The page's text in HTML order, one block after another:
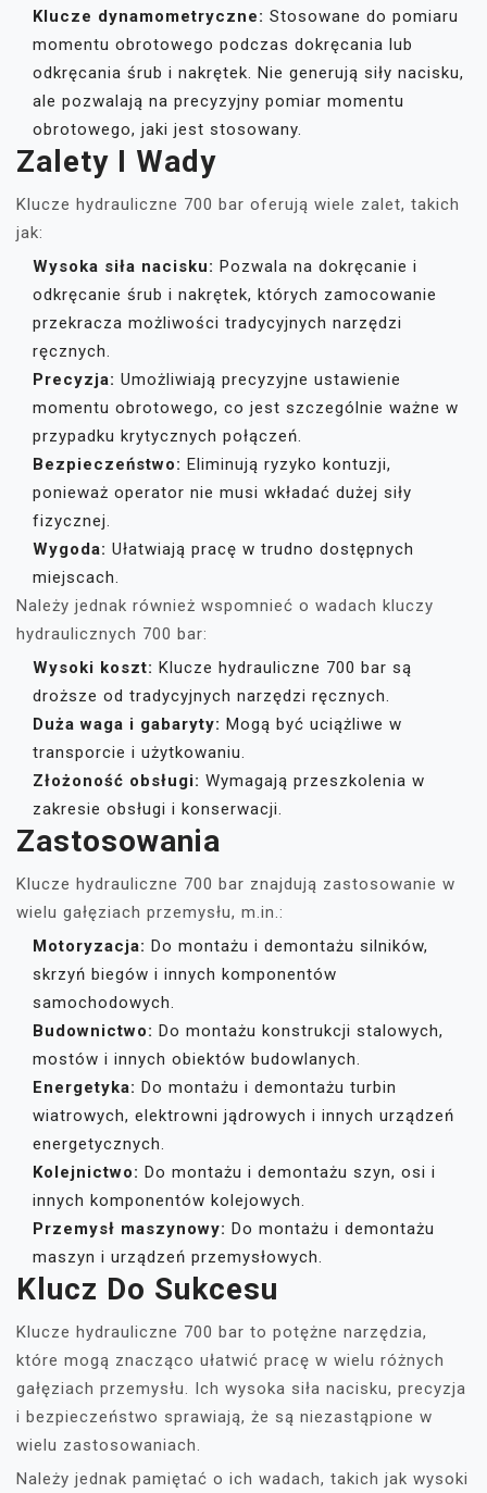
Klucze dynamometryczne: Stosowane do pomiaru
momentu obrotowego podczas dokręcania lub
odkręcania śrub i nakrętek. Nie generują siły nacisku,
ale pozwalają na precyzyjny pomiar momentu
obrotowego, jaki jest stosowany.
Zalety I Wady
Klucze hydrauliczne 700 bar oferują wiele zalet, takich
jak:
Wysoka siła nacisku: Pozwala na dokręcanie i
odkręcanie śrub i nakrętek, których zamocowanie
przekracza możliwości tradycyjnych narzędzi
ręcznych.
Precyzja: Umożliwiają precyzyjne ustawienie
momentu obrotowego, co jest szczególnie ważne w
przypadku krytycznych połączeń.
Bezpieczeństwo: Eliminują ryzyko kontuzji,
ponieważ operator nie musi wkładać dużej siły
fizycznej.
Wygoda: Ułatwiają pracę w trudno dostępnych
miejscach.
Należy jednak również wspomnieć o wadach kluczy
hydraulicznych 700 bar:
Wysoki koszt: Klucze hydrauliczne 700 bar są
droższe od tradycyjnych narzędzi ręcznych.
Duża waga i gabaryty: Mogą być uciążliwe w
transporcie i użytkowaniu.
Złożoność obsługi: Wymagają przeszkolenia w
zakresie obsługi i konserwacji.
Zastosowania
Klucze hydrauliczne 700 bar znajdują zastosowanie w
wielu gałęziach przemysłu, m.in.:
Motoryzacja: Do montażu i demontażu silników,
skrzyń biegów i innych komponentów
samochodowych.
Budownictwo: Do montażu konstrukcji stalowych,
mostów i innych obiektów budowlanych.
Energetyka: Do montażu i demontażu turbin
wiatrowych, elektrowni jądrowych i innych urządzeń
energetycznych.
Kolejnictwo: Do montażu i demontażu szyn, osi i
innych komponentów kolejowych.
Przemysł maszynowy: Do montażu i demontażu
maszyn i urządzeń przemysłowych.
Klucz Do Sukcesu
Klucze hydrauliczne 700 bar to potężne narzędzia,
które mogą znacząco ułatwić pracę w wielu różnych
gałęziach przemysłu. Ich wysoka siła nacisku, precyzja
i bezpieczeństwo sprawiają, że są niezastąpione w
wielu zastosowaniach.
Należy jednak pamiętać o ich wadach, takich jak wysoki